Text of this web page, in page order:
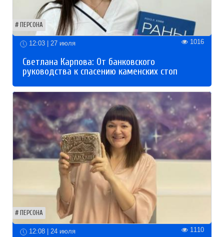
ПЕРСОНА
12:03 | 27 июля 1016
Светлана Карпова: От банковского
руководства к спасению каменских стоп
ПЕРСОНА
12:08 | 24 июля 1110